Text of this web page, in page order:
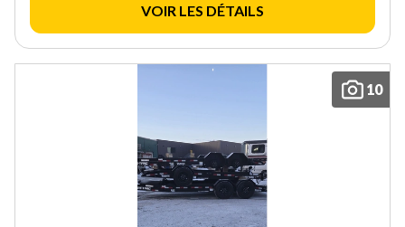
VOIR LES DÉTAILS
10